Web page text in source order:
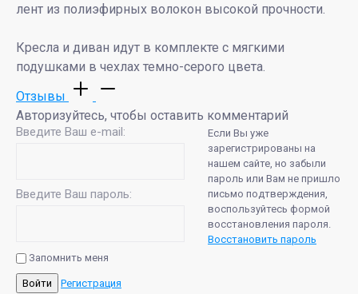
лент из полиэфирных волокон высокой прочности.
Кресла и диван идут в комплекте с мягкими
подушками в чехлах темно-серого цвета.
Отзывы
Авторизуйтесь, чтобы оставить комментарий
Введите Ваш e-mail:
Введите Ваш пароль:
Запомнить меня
Войти Регистрация
Если Вы уже
зарегистрированы на
нашем сайте, но забыли
пароль или Вам не пришло
письмо подтверждения,
воспользуйтесь формой
восстановления пароля.
Восстановить пароль